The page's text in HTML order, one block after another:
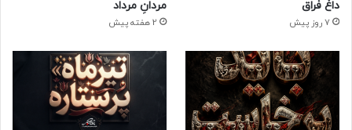
داغ فراق
7 روز پیش
مردانِ مرداد
2 هفته پیش